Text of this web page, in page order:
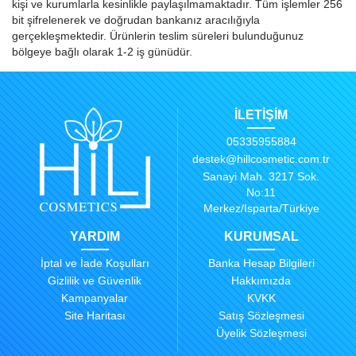
kişi ve kurumlarla kesinlikle paylaşılmamaktadır. Tüm işlemler 256
bit şifrelenerek ve doğrudan bankanız aracılığıyla
gerçekleşmektedir. Ürünlerin teslim süreleri bulunduğunuz
bölgeye bağlı olarak 1-2 iş günüdür.
İLETİŞİM
05335955884
destek@hillcosmetic.com.tr
Sanayi Mah. 3217 Sok.
No:11
Merkez/Isparta/Türkiye
YARDIM
İptal ve İade Koşulları
Gizlilik ve Güvenlik
Kampanyalar
Site Haritası
KURUMSAL
Banka Hesap Bilgileri
Hakkımızda
KVKK
Satış Sözleşmesi
Üyelik Sözleşmesi